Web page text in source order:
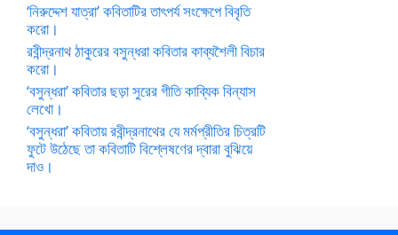
‘নিরুদ্দেশ যাত্রা’ কবিতাটির তাৎপর্য সংক্ষেপে বিবৃতি
করো।
রবীন্দ্রনাথ ঠাকুরের বসুন্ধরা কবিতার কাব্যশৈলী বিচার
করো।
‘বসুন্ধরা’ কবিতার ছড়া সুরের গীতি কাব্যিক বিন্যাস
লেখো।
‘বসুন্ধরা’ কবিতায় রবীন্দ্রনাথের যে মর্মপ্রীতির চিত্রটি
ফুটে উঠেছে তা কবিতাটি বিশ্লেষণের দ্বারা বুঝিয়ে
দাও।